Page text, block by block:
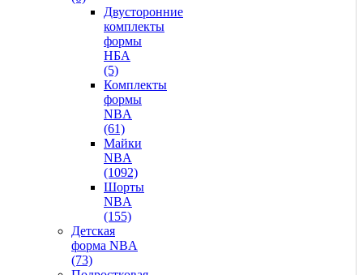
Двусторонние
комплекты
формы
НБА
(5)
Комплекты
формы
NBA
(61)
Майки
NBA
(1092)
Шорты
NBA
(155)
Детская
форма NBA
(73)